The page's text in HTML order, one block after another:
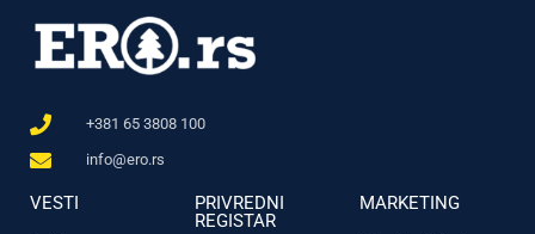
+381 65 3808 100
info@ero.rs
VESTI
PRIVREDNI
REGISTAR
MARKETING